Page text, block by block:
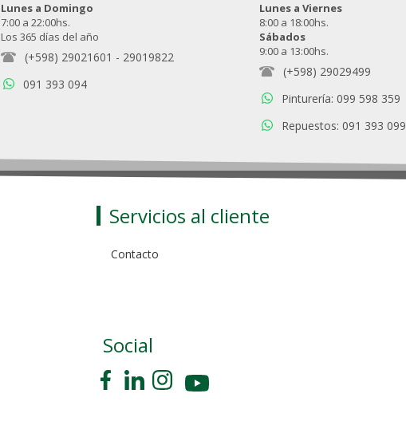
Lunes a Domingo
7:00 a 22:00hs.
Los 365 días del año
(+598) 29021601 - 29019822
091 393 094
Lunes a Viernes
8:00 a 18:00hs.
Sábados
9:00 a 13:00hs.
(+598) 29029499
Pinturería: 099 598 359
Repuestos: 091 393 099
Servicios al cliente
Contacto
Social